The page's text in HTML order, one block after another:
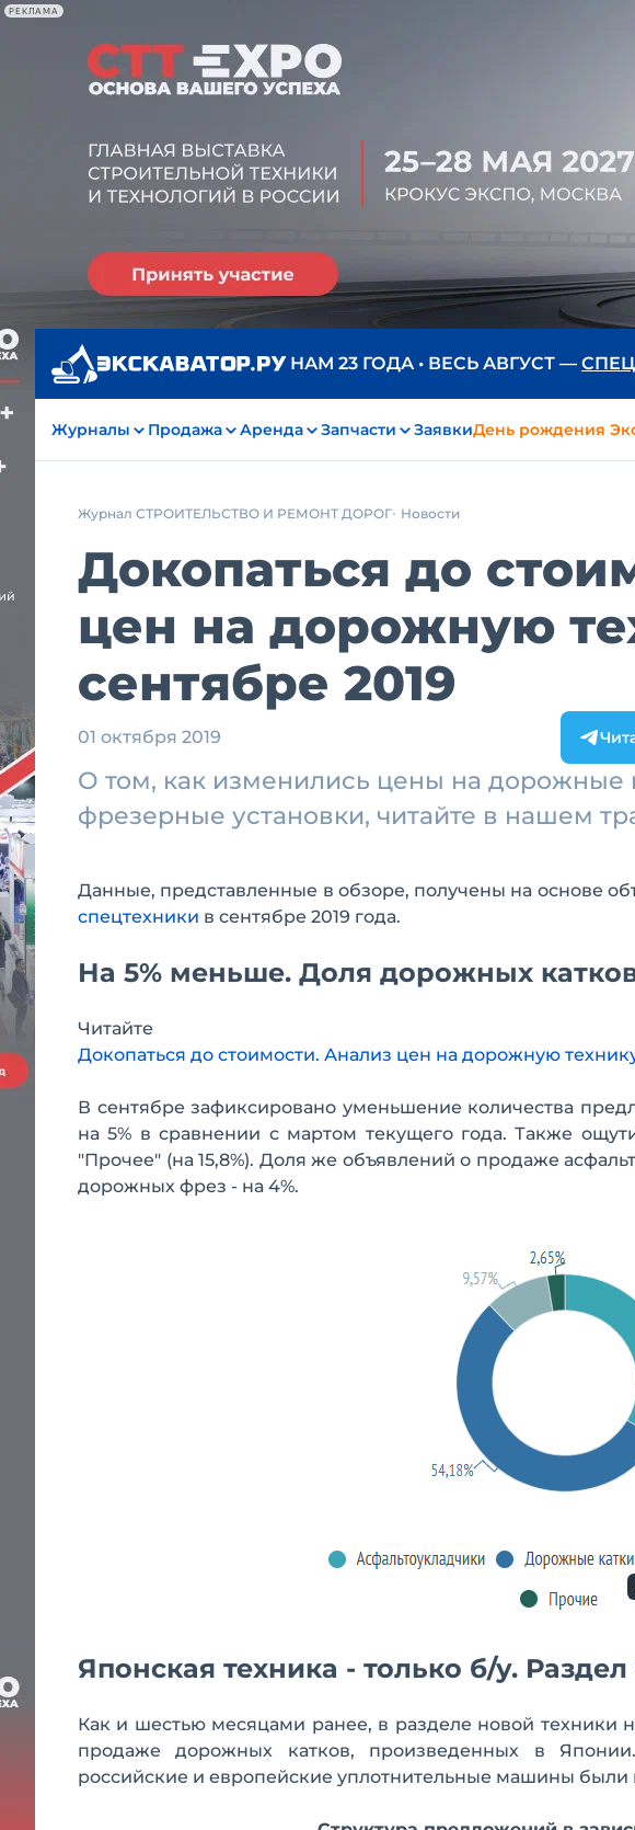
РЕКЛАМА
НАМ 23 ГОДА • ВЕСЬ АВГУСТ —
Журналы Продажа Аренда Запчасти ЗаявкиДень рождения
Журнал СТРОИТЕЛЬСТВО И РЕМОНТ ДОРОГ Новости
Докопаться до
цен на дорожную
сентябре 2019
01 октября 2019
О том, как изменились цены на дорожные
фрезерные установки, читайте в нашем
Данные, представленные в обзоре, получены на основе
спецтехники в сентябре 2019 года.
На 5% меньше. Доля дорожных
Читайте
Докопаться до стоимости. Анализ цен на дорожную
В сентябре зафиксировано уменьшение количества
на 5% в сравнении с мартом текущего года. Также
"Прочее" (на 15,8%). Доля же объявлений о продаже
дорожных фрез - на 4%.
Японская техника - только б/у.
Как и шестью месяцами ранее, в разделе новой
продаже дорожных катков, произведенных в
российские и европейские уплотнительные машины были